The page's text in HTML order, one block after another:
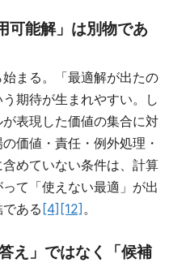
可能解」は別物であ
まる。「最適解が出たの
期待が生まれやすい。し
表現した価値の集合に対
価値・責任・例外処理・
めていない条件は、計算
て「使えない最適」が出
ある[4][12] 。
え」ではなく「候補